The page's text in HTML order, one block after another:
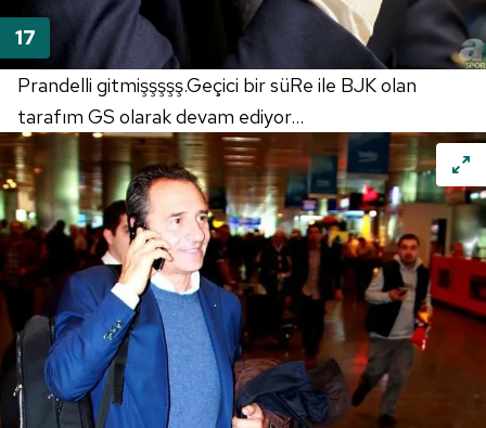
Prandelli gitmişşşşş.Geçici bir süRe ile BJK olan
tarafım GS olarak devam ediyor...